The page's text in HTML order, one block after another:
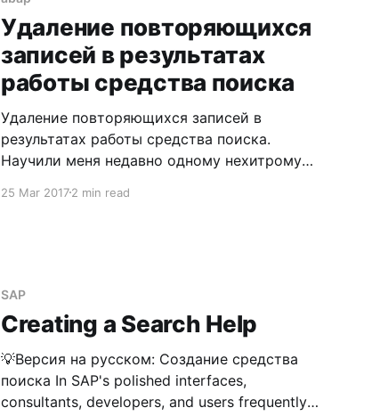
поиска PREM возникла
Удаление повторяющихся
записей в результатах
работы средства поиска
Удаление повторяющихся записей в
результатах работы средства поиска.
Научили меня недавно одному нехитрому
отображающихся в результатах работы
таблице. * Исключить появление
работы средства поиска. 1. Решение
25 Mar 20172 min read
SAP
Creating a Search Help
💡Версия на русском: Создание средства
поиска In SAP's polished interfaces,
consultants, developers, and users frequently